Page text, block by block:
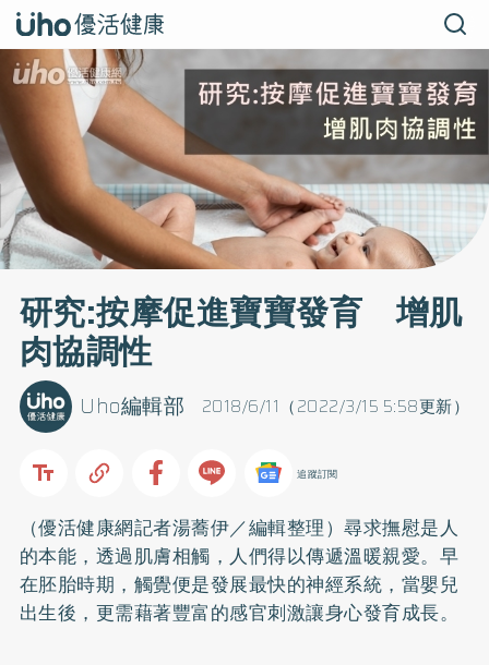
研究:按摩促進寶寶發育 增肌
肉協調性
2018/6/11（2022/3/15 5:58更新）
Uho編輯部
追蹤訂閱
（優活健康網記者湯蕎伊／編輯整理）尋求撫慰是人
的本能，透過肌膚相觸，人們得以傳遞溫暖親愛。早
在胚胎時期，觸覺便是發展最快的神經系統，當嬰兒
出生後，更需藉著豐富的感官刺激讓身心發育成長。